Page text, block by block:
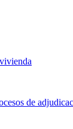
de